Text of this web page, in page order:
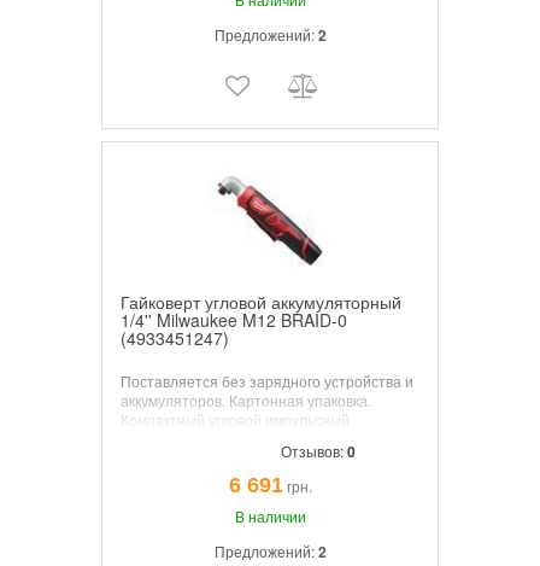
Предложений:2
Гайковерт угловой аккумуляторный
1/4'' Milwaukee M12 BRAID-0
(4933451247)
Поставляется без зарядного устройства и
аккумуляторов. Картонная упаковка.
Компактный угловой импульсный
идеальной работу в ограниченных
пространствах REDLINK™ электроника
защищает от перегруза обеспечивая
лучшую в классе защиту. Полностью
шестерни обеспечивают долгий срок
Отзывов:0
6 691грн.
В наличии
Предложений:2